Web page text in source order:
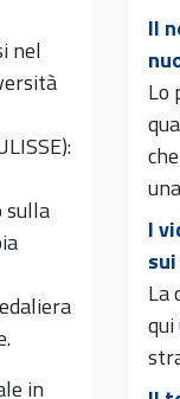
nel
sulla
in
Il
Lo
I
La